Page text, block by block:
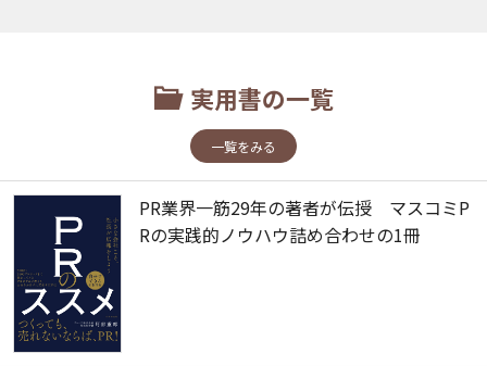
実用書の一覧
一覧をみる
PR業界一筋29年の著者が伝授 マスコミP
Rの実践的ノウハウ詰め合わせの1冊